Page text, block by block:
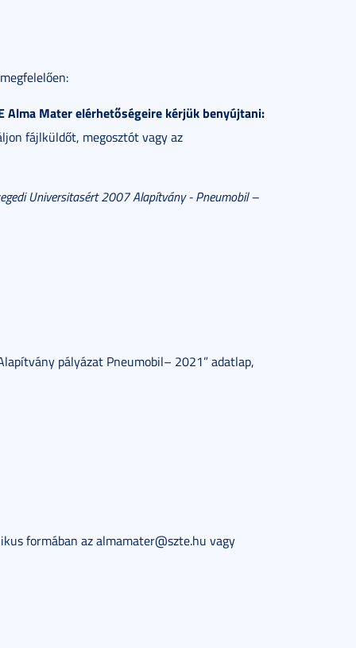
Alma Mater elérhetőségeire kérjük benyújtani:
fájlküldőt, megosztót vagy az
Universitasért 2007 Alapítvány - Pneumobil –
pályázat Pneumobil– 2021” adatlap,
formában az almamater@szte.hu vagy